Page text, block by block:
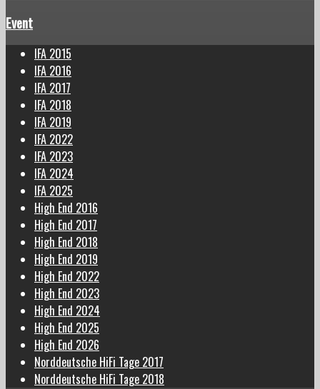
Event
IFA 2015
IFA 2016
IFA 2017
IFA 2018
IFA 2019
IFA 2022
IFA 2023
IFA 2024
IFA 2025
High End 2016
High End 2017
High End 2018
High End 2019
High End 2022
High End 2023
High End 2024
High End 2025
High End 2026
Norddeutsche HiFi Tage 2017
Norddeutsche HiFi Tage 2018